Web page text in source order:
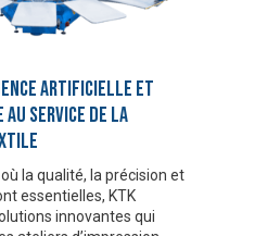
ARTIFICIELLE ET
AU SERVICE DE LA
la qualité, la précision et
essentielles, KTK
innovantes qui